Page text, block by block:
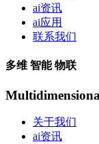
ai资讯
ai应用
联系我们
多维 智能 物联
关于我们
ai资讯